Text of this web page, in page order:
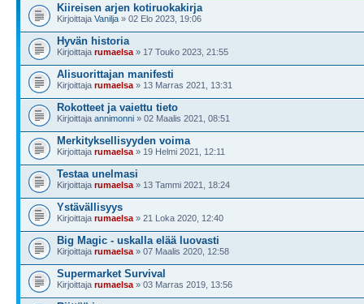
Kiireisen arjen kotiruokakirja
Kirjoittaja Vanilja » 02 Elo 2023, 19:06
Hyvän historia
Kirjoittaja rumaelsa » 17 Touko 2023, 21:55
Alisuorittajan manifesti
Kirjoittaja rumaelsa » 13 Marras 2021, 13:31
Rokotteet ja vaiettu tieto
Kirjoittaja annimonni » 02 Maalis 2021, 08:51
Merkityksellisyyden voima
Kirjoittaja rumaelsa » 19 Helmi 2021, 12:11
Testaa unelmasi
Kirjoittaja rumaelsa » 13 Tammi 2021, 18:24
Ystävällisyys
Kirjoittaja rumaelsa » 21 Loka 2020, 12:40
Big Magic - uskalla elää luovasti
Kirjoittaja rumaelsa » 07 Maalis 2020, 12:58
Supermarket Survival
Kirjoittaja rumaelsa » 03 Marras 2019, 13:56